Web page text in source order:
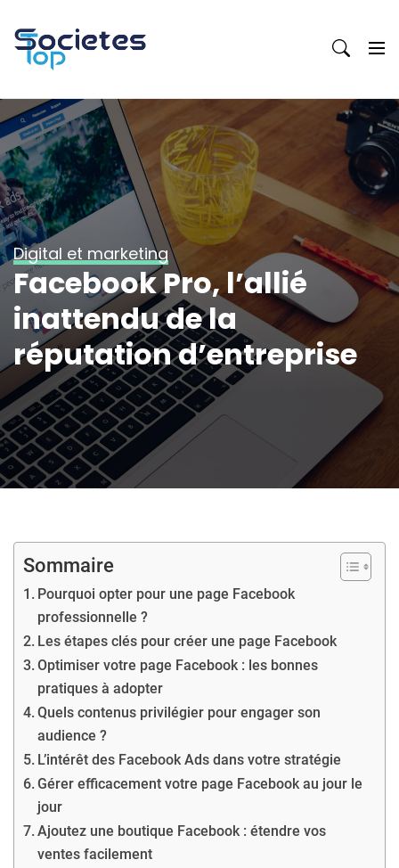
content
Digital et marketing
Facebook Pro, l’allié
inattendu de la
réputation d’entreprise
Sommaire
Pourquoi opter pour une page Facebook
professionnelle ?
Les étapes clés pour créer une page Facebook
Optimiser votre page Facebook : les bonnes
pratiques à adopter
Quels contenus privilégier pour engager son
audience ?
L’intérêt des Facebook Ads dans votre stratégie
Gérer efficacement votre page Facebook au jour le
jour
Ajoutez une boutique Facebook : étendre vos
ventes facilement